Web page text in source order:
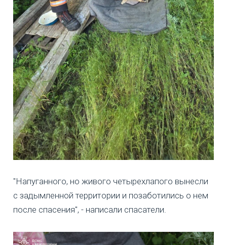
"Напуганного, но живого четырехлапого вынесли
с задымленной территории и позаботились о нем
после спасения", - написали спасатели.